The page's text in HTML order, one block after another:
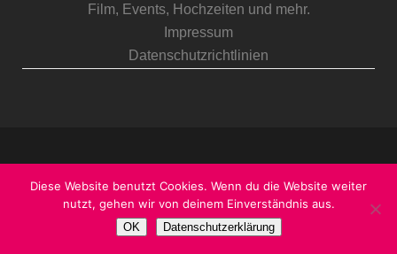
Film, Events, Hochzeiten und mehr.
Impressum
Datenschutzrichtlinien
Diese Website benutzt Cookies. Wenn du die Website weiter
nutzt, gehen wir von deinem Einverständnis aus.
OK Datenschutzerklärung